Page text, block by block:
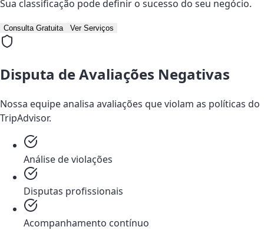
Sua classificação pode definir o sucesso do seu negócio.
Consulta Gratuita Ver Serviços
Disputa de Avaliações Negativas
Nossa equipe analisa avaliações que violam as políticas do
TripAdvisor.
Análise de violações
Disputas profissionais
Acompanhamento contínuo